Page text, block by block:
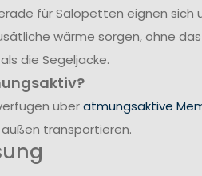
für Salopetten eignen sich
wärme sorgen, ohne
die Segeljacke.
überatmungsaktive
transportieren.